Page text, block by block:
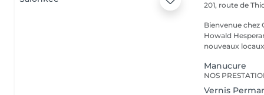
201, route de
Bienvenue chez Concept Beauté
Howald
nouveaux
Manucure
Vernis